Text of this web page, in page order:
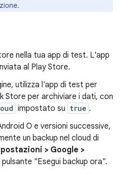
nella tua app di test. L'app
al Play Store.
utilizza l'app di test per
Store per archiviare i dati, con
impostato su true .
O e versioni successive,
un backup nel cloud di
> Google >
"Esegui backup ora".